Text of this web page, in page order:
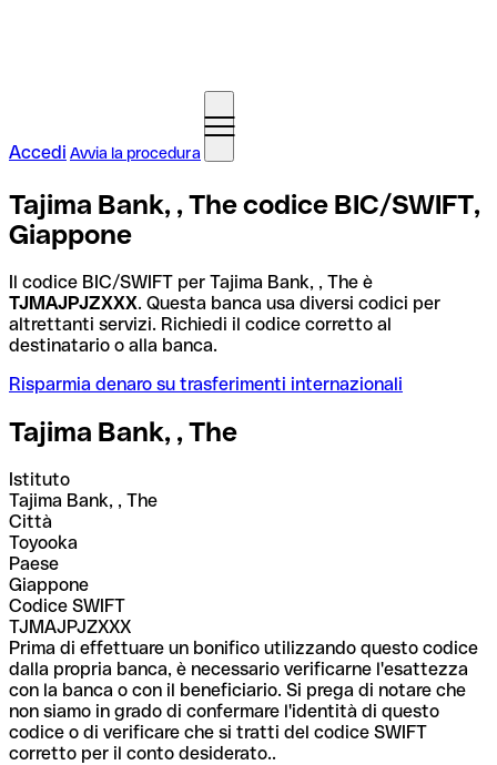
Accedi Avvia la procedura
Tajima Bank, , The codice BIC/SWIFT,
Giappone
Il codice BIC/SWIFT per Tajima Bank, , The è
TJMAJPJZXXX. Questa banca usa diversi codici per
altrettanti servizi. Richiedi il codice corretto al
destinatario o alla banca.
Risparmia denaro su trasferimenti internazionali
Tajima Bank, , The
Istituto
Tajima Bank, , The
Città
Toyooka
Paese
Giappone
Codice SWIFT
TJMAJPJZXXX
Prima di effettuare un bonifico utilizzando questo codice
dalla propria banca, è necessario verificarne l'esattezza
con la banca o con il beneficiario. Si prega di notare che
non siamo in grado di confermare l'identità di questo
codice o di verificare che si tratti del codice SWIFT
corretto per il conto desiderato..